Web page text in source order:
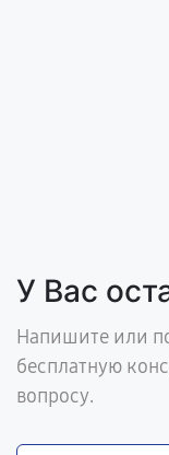
У Вас
Напишите или
бесплатную
вопросу.